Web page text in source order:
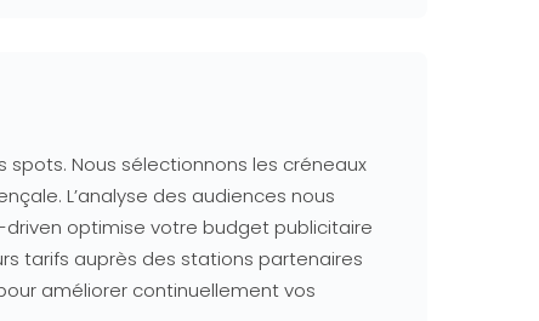
Nous sélectionnons les créneaux
L’analyse des audiences nous
optimise votre budget publicitaire
tarifs auprès des stations partenaires
améliorer continuellement vos